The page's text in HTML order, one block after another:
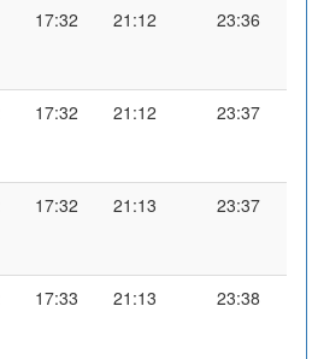
17:32 21:12 23:36
17:32 21:12 23:37
17:32 21:13 23:37
17:33 21:13 23:38